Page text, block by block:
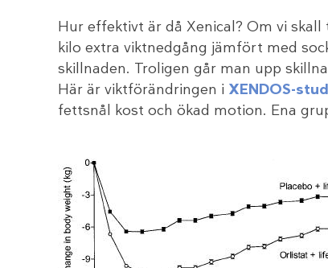
Hur effektivt är då Xenical? Om vi
kilo extra viktnedgång jämfört med
skillnaden. Troligen går man upp
Här är viktförändringen i XENDOS-
fettsnål kost och ökad motion. Ena